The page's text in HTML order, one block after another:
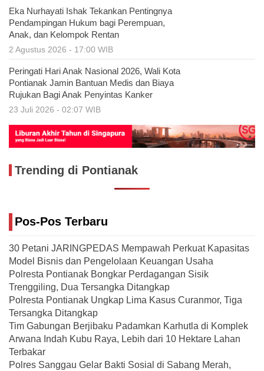
Eka Nurhayati Ishak Tekankan Pentingnya
Pendampingan Hukum bagi Perempuan,
Anak, dan Kelompok Rentan
2 Agustus 2026 - 17:00 WIB
Peringati Hari Anak Nasional 2026, Wali Kota
Pontianak Jamin Bantuan Medis dan Biaya
Rujukan Bagi Anak Penyintas Kanker
23 Juli 2026 - 02:07 WIB
Trending di Pontianak
Pos-Pos Terbaru
30 Petani JARINGPEDAS Mempawah Perkuat Kapasitas
Model Bisnis dan Pengelolaan Keuangan Usaha
Polresta Pontianak Bongkar Perdagangan Sisik
Trenggiling, Dua Tersangka Ditangkap
Polresta Pontianak Ungkap Lima Kasus Curanmor, Tiga
Tersangka Ditangkap
Tim Gabungan Berjibaku Padamkan Karhutla di Komplek
Arwana Indah Kubu Raya, Lebih dari 10 Hektare Lahan
Terbakar
Polres Sanggau Gelar Bakti Sosial di Sabang Merah,